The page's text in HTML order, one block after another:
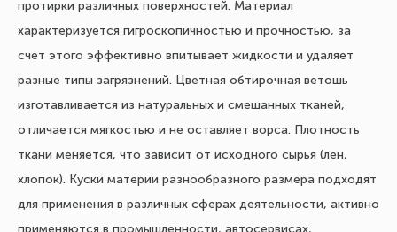
протирки различных поверхностей. Материал
характеризуется гигроскопичностью и прочностью, за
счет этого эффективно впитывает жидкости и удаляет
разные типы загрязнений. Цветная обтирочная ветошь
изготавливается из натуральных и смешанных тканей,
отличается мягкостью и не оставляет ворса. Плотность
ткани меняется, что зависит от исходного сырья (лен,
хлопок). Куски материи разнообразного размера подходят
для применения в различных сферах деятельности, активно
применяются в промышленности, автосервисах,